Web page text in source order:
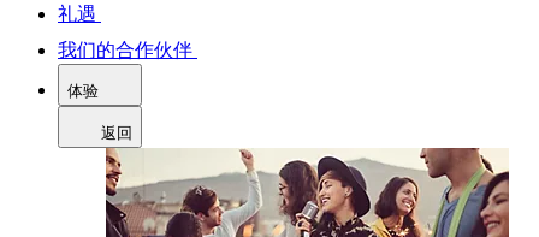
礼遇
我们的合作伙伴
体验
返回